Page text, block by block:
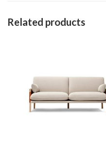
Related products